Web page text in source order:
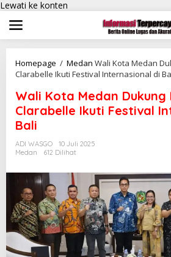
Lewati ke konten
Homepage / Medan Wali Kota Medan
Clarabelle Ikuti Festival Internasional di
Wali Kota Medan Dukung
Clarabelle Ikuti Festival
Bali
ADI WASGO
10 Juli 2025
Medan
612 Dilihat